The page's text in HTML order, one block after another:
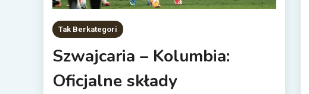
Tak Berkategori
Szwajcaria – Kolumbia:
Oficjalne składy